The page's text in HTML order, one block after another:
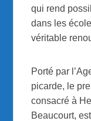
qui rend
dans les
véritable
Porté par
picarde, le
consacré à
Beaucourt,